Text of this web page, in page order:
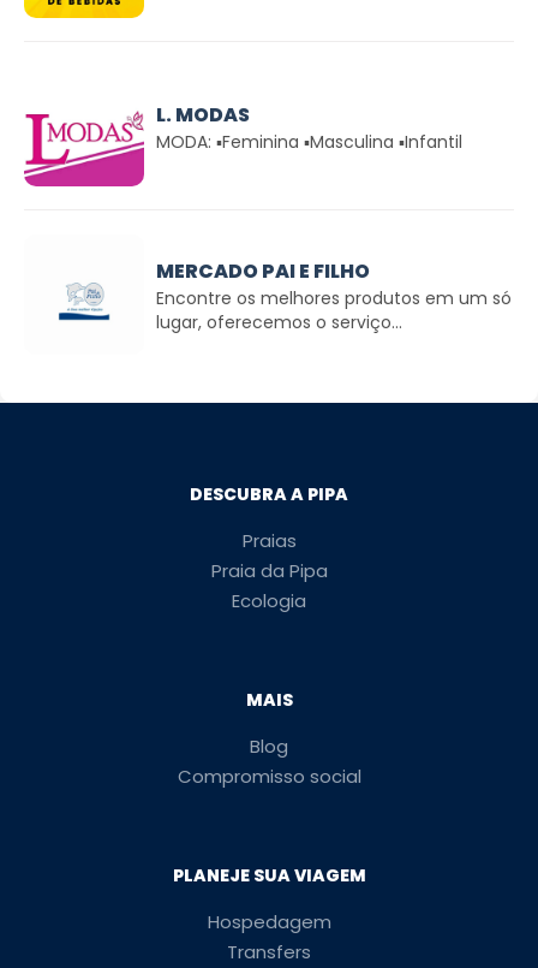
L. MODAS
MODA: ▪Feminina ▪Masculina ▪Infantil
MERCADO PAI E FILHO
Encontre os melhores produtos em um só
lugar, oferecemos o serviço...
DESCUBRA A PIPA
Praias
Praia da Pipa
Ecologia
MAIS
Blog
Compromisso social
PLANEJE SUA VIAGEM
Hospedagem
Transfers